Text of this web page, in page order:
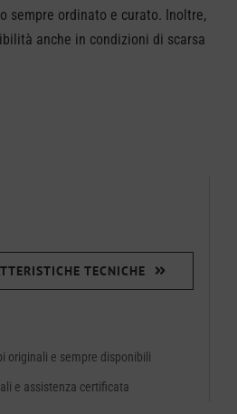
TECNICHE
originali e sempre disponibili
e assistenza certificata
sempre ordinato e curato. Inoltre,
anche in condizioni di scarsa